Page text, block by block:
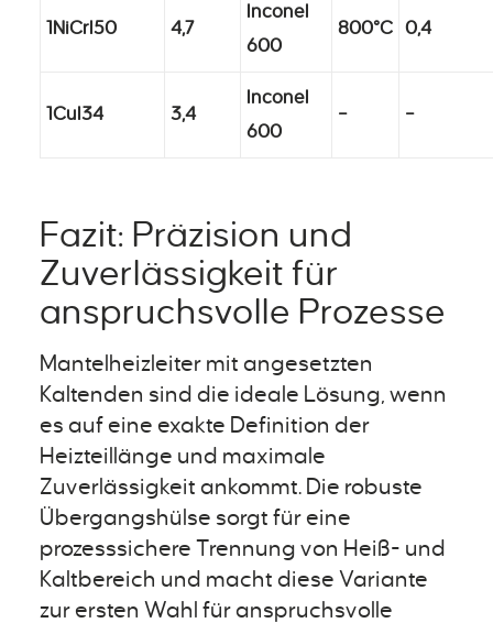
1NiCrI50 4,7
Inconel
600
800°C 0,4
1CuI34 3,4
Inconel
600
– –
Fazit: Präzision und
Zuverlässigkeit für
anspruchsvolle Prozesse
Mantelheizleiter mit angesetzten
Kaltenden sind die ideale Lösung, wenn
es auf eine exakte Definition der
Heizteillänge und maximale
Zuverlässigkeit ankommt. Die robuste
Übergangshülse sorgt für eine
prozesssichere Trennung von Heiß- und
Kaltbereich und macht diese Variante
zur ersten Wahl für anspruchsvolle